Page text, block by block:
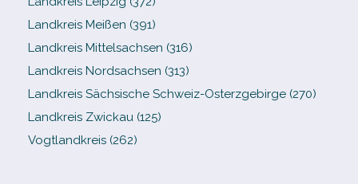
Landkreis Meißen (391)
Landkreis Mittelsachsen (316)
Landkreis Nordsachsen (313)
Landkreis Sächsische Schweiz-​Osterzgebirge (270)
Landkreis Zwickau (125)
Vogtlandkreis (262)